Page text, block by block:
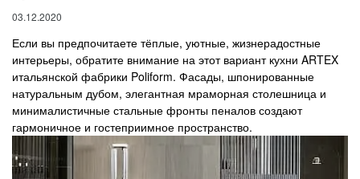
03.12.2020
Если вы предпочитаете тёплые, уютные, жизнерадостные
интерьеры, обратите внимание на этот вариант кухни ARTEX
итальянской фабрики Poliform. Фасады, шпонированные
натуральным дубом, элегантная мраморная столешница и
минималистичные стальные фронты пеналов создают
гармоничное и гостеприимное пространство.